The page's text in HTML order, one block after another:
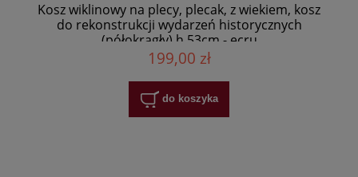
Kosz wiklinowy na plecy, plecak, z wiekiem, kosz
do rekonstrukcji wydarzeń historycznych
(półokrągły) h 53cm - ecru
199,00 zł
do koszyka